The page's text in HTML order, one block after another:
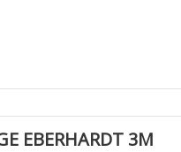
EBERHARDT 3M